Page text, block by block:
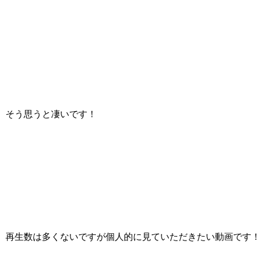
そう思うと凄いです！
再生数は多くないですが個人的に見ていただきたい動画です！